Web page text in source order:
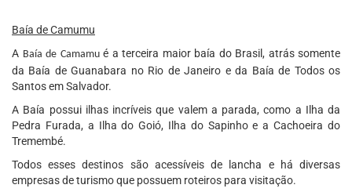
Baía de Camumu
A Baía de Camamué a terceira maior baía do Brasil, atrás somente
da Baía de Guanabara no Rio de Janeiro e da Baía de Todos os
Santos em Salvador.
A Baía possui ilhas incríveis que valem a parada, como a Ilha da
Pedra Furada, a Ilha do Goió, Ilha do Sapinho e a Cachoeira do
Tremembé.
Todos esses destinos são acessíveis de lancha e há diversas
empresas de turismo que possuem roteiros para visitação.